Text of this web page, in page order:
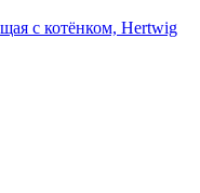
с котёнком, Hertwig